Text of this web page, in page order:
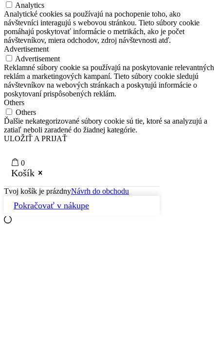
Analytics
Analytické cookies sa používajú na pochopenie toho, ako
návštevníci interagujú s webovou stránkou. Tieto súbory cookie
pomáhajú poskytovať informácie o metrikách, ako je počet
návštevníkov, miera odchodov, zdroj návštevnosti atď.
Advertisement
Advertisement
Reklamné súbory cookie sa používajú na poskytovanie relevantných
reklám a marketingových kampaní. Tieto súbory cookie sledujú
návštevníkov na webových stránkach a poskytujú informácie o
poskytovaní prispôsobených reklám.
Others
Others
Ďalšie nekategorizované súbory cookie sú tie, ktoré sa analyzujú a
zatiaľ neboli zaradené do žiadnej kategórie.
ULOŽIŤ A PRIJAŤ
0
Košík
Tvoj košík je prázdnyNávrh do obchodu
Pokračovať v nákupe